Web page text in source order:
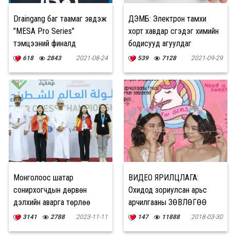
Draingang баг таамаг эвдэж
"MESA Pro Series"
тэмцээний финалд
шалгарлаа
618 2843 2021-08-24
ДЭМБ: Электрон тамхи
хорт хавдар үүсгэдэг химийн
бодисууд агуулдаг
539 7128 2021-09-29
Монголоос шатар
сонирхогчдын дөрвөн
дэлхийн аварга төрлөө
3141 2788 2023-11-11
ВИДЕО ЯРИЛЦЛАГА:
Охидод зориулсан арьс
арчилгааны ЗӨВЛӨГӨӨ
147 11888 2018-03-30